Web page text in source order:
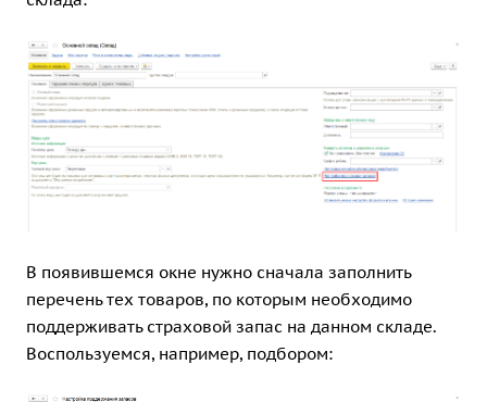
В появившемся окне нужно сначала заполнить
перечень тех товаров, по которым необходимо
поддерживать страховой запас на данном складе.
Воспользуемся, например, подбором: